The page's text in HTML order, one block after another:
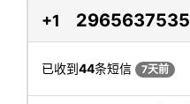
+1 2965637535
已收到44条短信 7天前